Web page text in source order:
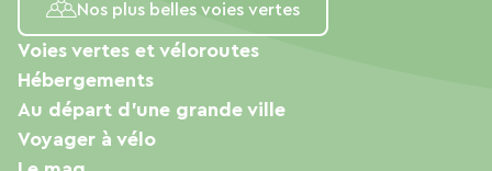
Nos plus belles voies vertes
Voies vertes et véloroutes
Hébergements
Au départ d'une grande ville
Voyager à vélo